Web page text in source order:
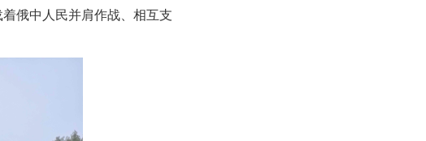
俄中人民并肩作战、相互支